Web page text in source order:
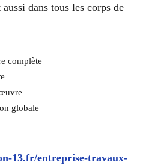
dans tous les corps de
complète
globale
13.fr/entreprise-travaux-